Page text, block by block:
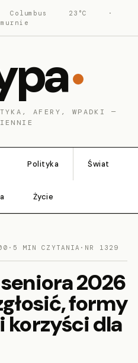
Columbus 23°C
·
AFERY, WPADKI —
Polityka Świat
Życie
· 5 MIN CZYTANIA · NR 1329
2026
formy
dla